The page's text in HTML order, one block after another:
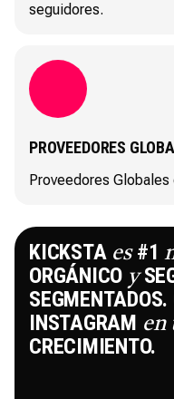
seguidores.
PROVEEDORES
Proveedores
KICKSTA es#1
ORGÁNICO y
INSTAGRAM en
CRECIMIENTO.